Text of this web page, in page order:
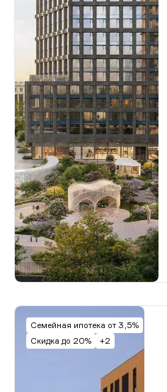
Семейная ипотека от 3,5%
Скидка до 20%
+2